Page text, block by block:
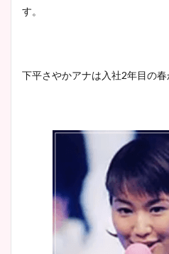
す。
下平さやかアナは入社2年目の春